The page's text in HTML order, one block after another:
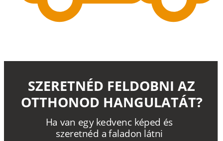
Ha van egy kedvenc képed és
szeretnéd a faladon látni
SZERETNÉD FELDOBNI AZ
OTTHONOD HANGULATÁT?